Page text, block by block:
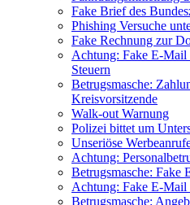
Fake Brief des
Phishing Versuche
Fake Rechnung zur
Achtung: Fake E-Mail
Steuern
Betrugsmasche:
Kreisvorsitzende
Walk-out Warnung
Polizei bittet um
Unseriöse
Achtung:
Betrugsmasche: Fake
Achtung: Fake E-Mail
Betrugsmasche: